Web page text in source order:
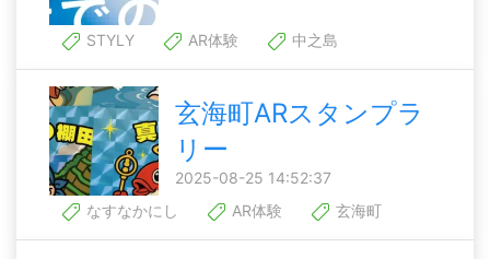
STYLY AR体験 中之島
玄海町ARスタンプラ
リー
2025-08-25 14:52:37
なすなかにし
AR体験 玄海町